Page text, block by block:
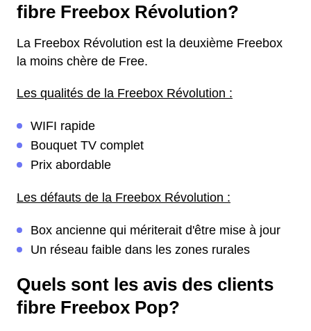
fibre Freebox Révolution?
La Freebox Révolution est la deuxième Freebox
la moins chère de Free.
Les qualités de la Freebox Révolution :
WIFI rapide
Bouquet TV complet
Prix abordable
Les défauts de la Freebox Révolution :
Box ancienne qui mériterait d'être mise à jour
Un réseau faible dans les zones rurales
Quels sont les avis des clients
fibre Freebox Pop?